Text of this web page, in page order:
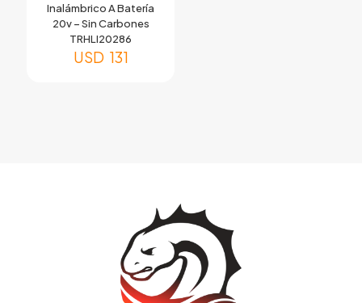
Inalámbrico A Batería
20v – Sin Carbones
TRHLI20286
USD 131